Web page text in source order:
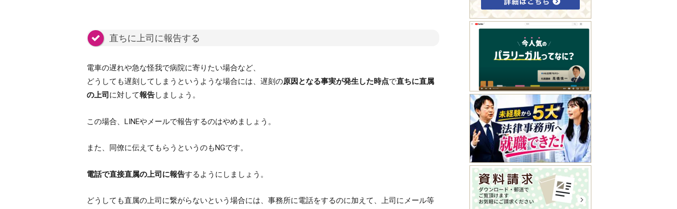
直ちに上司に報告する
電車の遅れや急な怪我で病院に寄りたい場合など、
どうしても遅刻してしまうというような場合には、遅刻の原因となる事実が発生した時点で直ちに直属
の上司 に対して報告しましょう。
この場合、LINEやメールで報告するのはやめましょう。
また、同僚に伝えてもらうというのもNGです。
電話で直接直属の上司に報告するようにしましょう。
どうしても直属の上司に繋がらないという場合には、事務所に電話をするのに加えて、上司にメール等